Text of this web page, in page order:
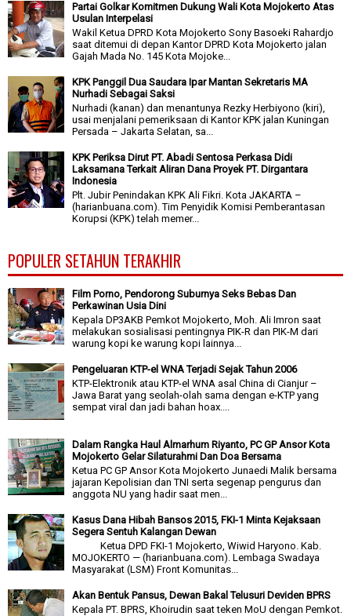
Partai Golkar Komitmen Dukung Wali Kota Mojokerto Atas
Usulan Interpelasi
Wakil Ketua DPRD Kota Mojokerto Sony Basoeki Rahardjo
saat ditemui di depan Kantor DPRD Kota Mojokerto jalan
Gajah Mada No. 145 Kota Mojoke...
KPK Panggil Dua Saudara Ipar Mantan Sekretaris MA
Nurhadi Sebagai Saksi
Nurhadi (kanan) dan menantunya Rezky Herbiyono (kiri),
usai menjalani pemeriksaan di Kantor KPK jalan Kuningan
Persada – Jakarta Selatan, sa...
KPK Periksa Dirut PT. Abadi Sentosa Perkasa Didi
Laksamana Terkait Aliran Dana Proyek PT. Dirgantara
Indonesia
Plt. Jubir Penindakan KPK Ali Fikri. Kota JAKARTA –
(harianbuana.com). Tim Penyidik Komisi Pemberantasan
Korupsi (KPK) telah memer...
POPULER SETAHUN TERAKHIR
Film Porno, Pendorong Suburnya Seks Bebas Dan
Perkawinan Usia Dini
Kepala DP3AKB Pemkot Mojokerto, Moh. Ali Imron saat
melakukan sosialisasi pentingnya PIK-R dan PIK-M dari
warung kopi ke warung kopi lainnya...
Pengeluaran KTP-el WNA Terjadi Sejak Tahun 2006
KTP-Elektronik atau KTP-el WNA asal China di Cianjur –
Jawa Barat yang seolah-olah sama dengan e-KTP yang
sempat viral dan jadi bahan hoax....
Dalam Rangka Haul Almarhum Riyanto, PC GP Ansor Kota
Mojokerto Gelar Silaturahmi Dan Doa Bersama
Ketua PC GP Ansor Kota Mojokerto Junaedi Malik bersama
jajaran Kepolisian dan TNI serta segenap pengurus dan
anggota NU yang hadir saat men...
Kasus Dana Hibah Bansos 2015, FKI-1 Minta Kejaksaan
Segera Sentuh Kalangan Dewan
Ketua DPD FKI-1 Mojokerto, Wiwid Haryono. Kab.
MOJOKERTO — (harianbuana.com). Lembaga Swadaya
Masyarakat (LSM) Front Komunitas...
Akan Bentuk Pansus, Dewan Bakal Telusuri Deviden BPRS
Kepala PT. BPRS, Khoirudin saat teken MoU dengan Pemkot.